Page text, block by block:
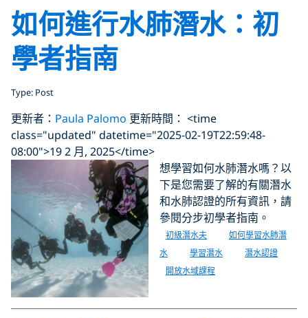
如何進行水肺潛水：初
學者指南
Type: Post
更新者： Paula Palomo 更新時間： <time
class="updated" datetime="2025-02-19T22:59:48-
08:00">19 2 月, 2025</time>
想學習如何水肺潛水嗎？以
下是您需要了解的有關潛水
和水肺認證的所有資訊，請
參閱分步初學者指南。
初級潛水夫
如何學習水肺潛
水
學習潛水
潛水認證
開放水域課程